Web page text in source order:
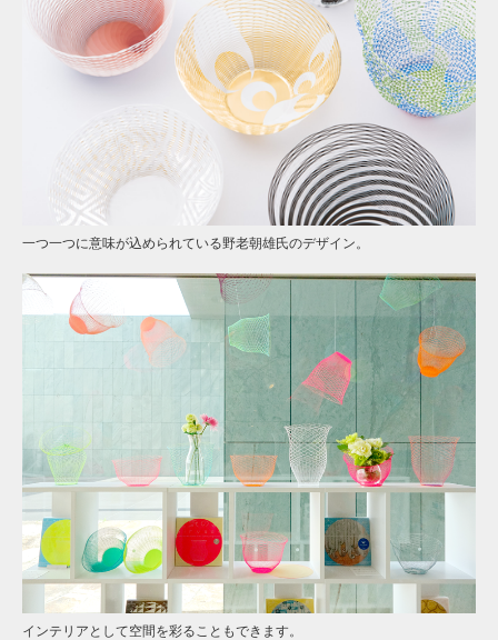
一つ一つに意味が込められている野老朝雄氏のデザイン。
インテリアとして空間を彩ることもできます。